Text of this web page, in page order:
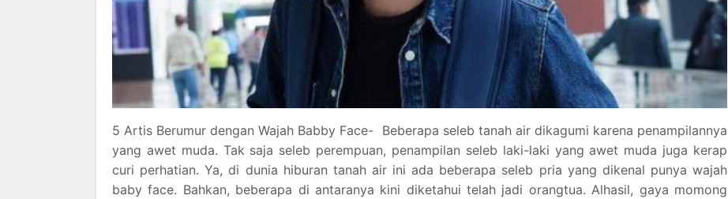
5 Artis Berumur dengan Wajah Babby Face- Beberapa seleb tanah air dikagumi karena penampilannya
yang awet muda. Tak saja seleb perempuan, penampilan seleb laki-laki yang awet muda juga kerap
curi perhatian. Ya, di dunia hiburan tanah air ini ada beberapa seleb pria yang dikenal punya wajah
baby face. Bahkan, beberapa di antaranya kini diketahui telah jadi orangtua. Alhasil, gaya momong